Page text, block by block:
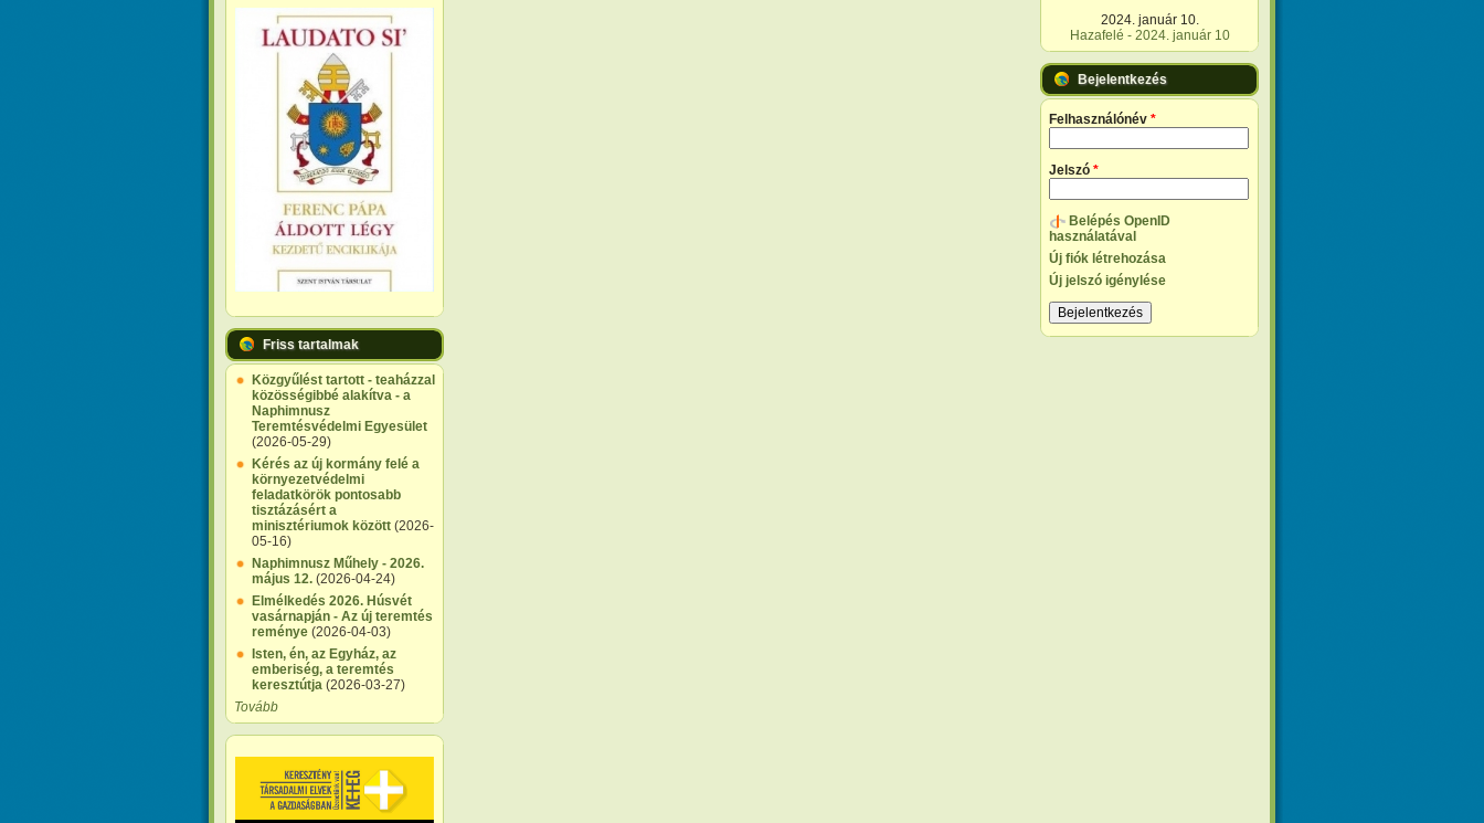
Friss tartalmak
Közgyűlést tartott - teaházzal
közösségibbé alakítva - a
Naphimnusz
Teremtésvédelmi Egyesület
(2026-05-29)
Kérés az új kormány felé a
környezetvédelmi
feladatkörök pontosabb
tisztázásért a
minisztériumok között (2026-
05-16)
Naphimnusz Műhely - 2026.
május 12. (2026-04-24)
Elmélkedés 2026. Húsvét
vasárnapján - Az új teremtés
reménye (2026-04-03)
Isten, én, az Egyház, az
emberiség, a teremtés
keresztútja (2026-03-27)
Tovább
2024. január 10.
Hazafelé - 2024. január 10
Bejelentkezés
Felhasználónév *
Jelszó *
Belépés OpenID
használatával
Új fiók létrehozása
Új jelszó igénylése